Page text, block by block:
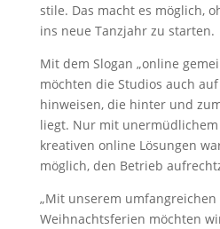
stile. Das macht es möglich,
ins neue Tanzjahr zu starten.
Mit dem Slogan „online
möchten die Studios auch
hinweisen, die hinter und
liegt. Nur mit
kreativen online Lösungen
möglich, den Betrieb
„Mit unserem
Weihnachtsferien möchten